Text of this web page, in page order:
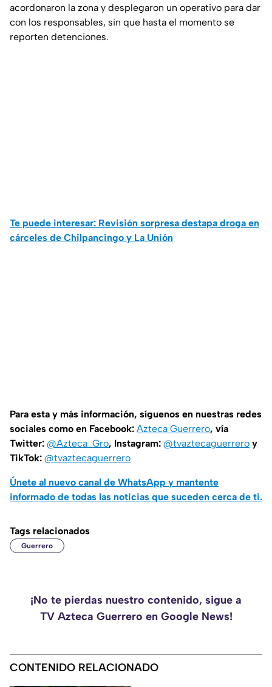
acordonaron la zona y desplegaron un operativo para dar
con los responsables, sin que hasta el momento se
reporten detenciones.
Te puede interesar: Revisión sorpresa destapa droga en
cárceles de Chilpancingo y La Unión
Para esta y más información, síguenos en nuestras redes
sociales como en Facebook: Azteca Guerrero, vía
Twitter: @Azteca_Gro, Instagram: @tvaztecaguerrero y
TikTok: @tvaztecaguerrero
Únete al nuevo canal de WhatsApp y mantente
informado de todas las noticias que suceden cerca de ti.
Tags relacionados
Guerrero
¡No te pierdas nuestro contenido, sigue a
TV Azteca Guerrero en Google News!
CONTENIDO RELACIONADO